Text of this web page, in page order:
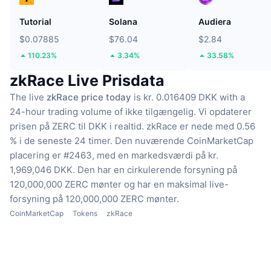
Tutorial
$0.07885
110.23%
Solana
$76.04
3.34%
Audiera
$2.84
33.58%
zkRace Live Prisdata
The live zkRace price today is kr. 0.016409 DKK with a
24-hour trading volume of ikke tilgængelig. Vi opdaterer
prisen på ZERC til DKK i realtid. zkRace er nede med 0.56
% i de seneste 24 timer. Den nuværende CoinMarketCap
placering er #2463, med en markedsværdi på kr.
1,969,046 DKK. Den har en cirkulerende forsyning på
120,000,000 ZERC mønter og har en maksimal live-
forsyning på 120,000,000 ZERC mønter.
CoinMarketCap Tokens zkRace